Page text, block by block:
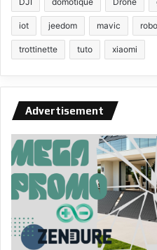
iot jeedom mavic
trottinette tuto xiaomi
Advertisement